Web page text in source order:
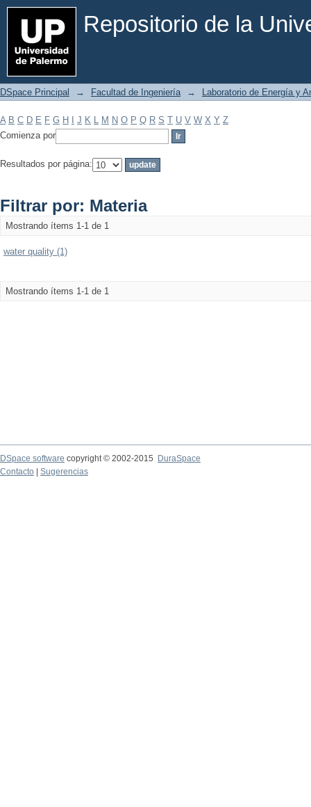
Repositorio de la
Filtrar por: Materia
DSpace Principal → Facultad de Ingeniería → Laboratorio de Energía y
A B C D E F G H J K L M N O P Q R S T U V W X Y Z
Comienza por
Resultados por página:
Filtrar por: Materia
Mostrando ítems 1-1 de 1
water quality (1)
Mostrando ítems 1-1 de 1
DSpace software copyright © 2002-2015
DuraSpace
Contacto
Sugerencias